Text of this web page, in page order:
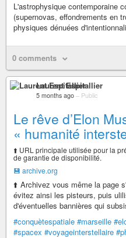
L'astrophysique contemporaine
(supernovas, effondrements en
physiques dénuées
0 comments
Laurent Espitallier
5 months ago – Public
Le rêve d’Elon
« humanité
⬆️ URL principale utilisée pour la
de garantie de disponibilité.
💾 archive.org
⬆️ Archivez vous même la page
évitez ainsi les pisteurs, puis
d'éventuelles bannières qui
#conquètespatiale #marseille
#spacex #voyageinterstellaire